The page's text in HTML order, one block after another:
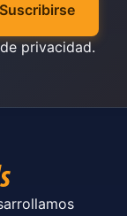
Suscribirse
privacidad.